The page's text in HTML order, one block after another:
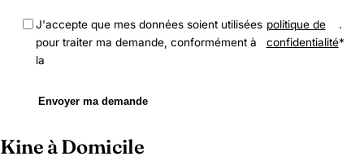
J'accepte que mes données soient utilisées
pour traiter ma demande, conformément à
la
politique de
confidentialité
.
*
Envoyer ma demande
Kine à Domicile